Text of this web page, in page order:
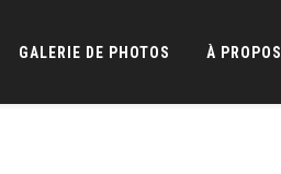
GALERIE DE PHOTOS À PROPOS